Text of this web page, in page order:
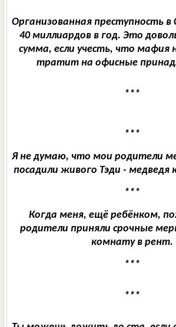
Организованная преступность
40 миллиардов в год. Это
сумма, если учесть, что мафия
тратит на офисные
***
***
Я не думаю, что мои родители
посадили живого Тэди - медведя
***
Когда меня, ещё ребёнком,
родители приняли срочные
комнату в рент.
***
***